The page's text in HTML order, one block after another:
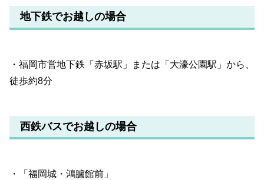
地下鉄でお越しの場合
・福岡市営地下鉄「赤坂駅」または「大濠公園駅」から、
徒歩約8分
西鉄バスでお越しの場合
・「福岡城・鴻臚館前」